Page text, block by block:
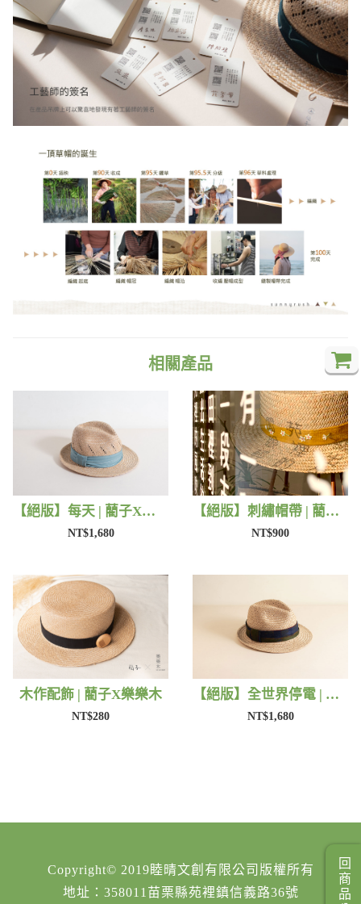
相關產品
【絕版】每天 | 藺子X好煩小姐
NT$1,680
【絕版】刺繡帽帶 | 藺子X有FU手作
NT$900
木作配飾 | 藺子X樂樂木
NT$280
【絕版】全世界停電 | 藺子X好煩小姐
NT$1,680
Copyright© 2019睦晴文創有限公司版權所有
地址：358011苗栗縣苑裡鎮信義路36號